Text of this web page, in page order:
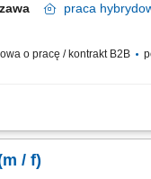
praca
o pracę / kontrakt B2B
zgodnie z
/ f)